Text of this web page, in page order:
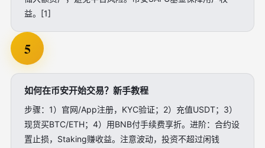
益。[1]
5
如何在币安开始交易？新手教程
步骤：1）官网/App注册，KYC验证；2）充值USDT；3）
现货买BTC/ETH；4）用BNB付手续费享折。进阶：合约设
置止损，Staking赚收益。注意波动，投资不超过闲钱